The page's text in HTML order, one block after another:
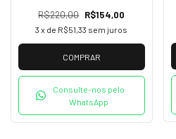
R$220,00 R$154,00
3 x de R$51,33 sem juros
COMPRAR
Consulte-nos pelo
WhatsApp